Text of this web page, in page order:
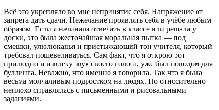
Всё это укрепляло во мне непринятие себя. Напряжение от
запрета дать сдачи. Нежелание проявлять себя в учёбе любым
образом. Если я начинала отвечать в классе или решала у
доски, это была жесточайшая моральная пытка — под
смешки, улюлюканья и пристыжающий тон учителя, который
требовал пошевеливаться. Сам факт, что я открою рот
прилюдно и извлеку звук своего голоса, уже был поводом для
буллинга. Неважно, что именно я говорила. Так что я была
весьма молчаливым подростком на людях. Но относительно
неплохо справлялась с письменными и рисовальными
заданиями.